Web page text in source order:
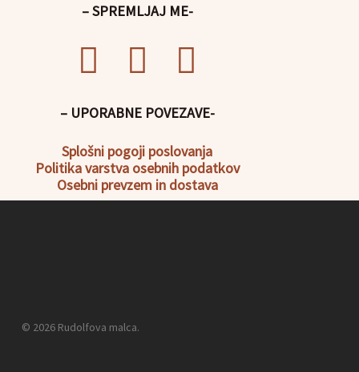
– SPREMLJAJ ME-
– UPORABNE POVEZAVE-
Splošni pogoji poslovanja
Politikavarstva osebnih podatkov
Osebni prevzem in dostava
© 2026 Rudolfova malca.